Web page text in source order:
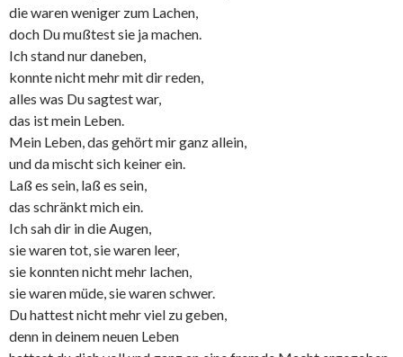
die waren weniger zum Lachen,
doch Du mußtest sie ja machen.
Ich stand nur daneben,
konnte nicht mehr mit dir reden,
alles was Du sagtest war,
das ist mein Leben.
Mein Leben, das gehört mir ganz allein,
und da mischt sich keiner ein.
Laß es sein, laß es sein,
das schränkt mich ein.
Ich sah dir in die Augen,
sie waren tot, sie waren leer,
sie konnten nicht mehr lachen,
sie waren müde, sie waren schwer.
Du hattest nicht mehr viel zu geben,
denn in deinem neuen Leben